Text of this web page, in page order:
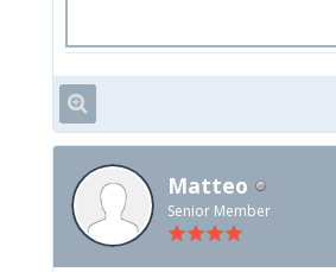
Matteo
Senior Member